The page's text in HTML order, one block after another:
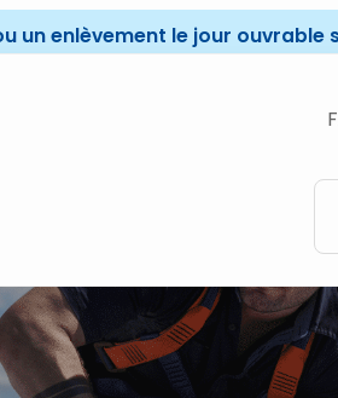
un enlèvement le jour ouvrable